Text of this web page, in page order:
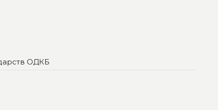
ОДКБ